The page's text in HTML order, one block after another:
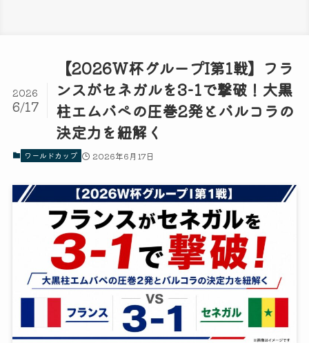
【2026W杯グループI第1戦】フラ
ンスがセネガルを3-1で撃破！大黒
柱エムバペの圧巻2発とバルコラの
決定力を紐解く
2026
6/17
ワールドカップ 2026年6月17日